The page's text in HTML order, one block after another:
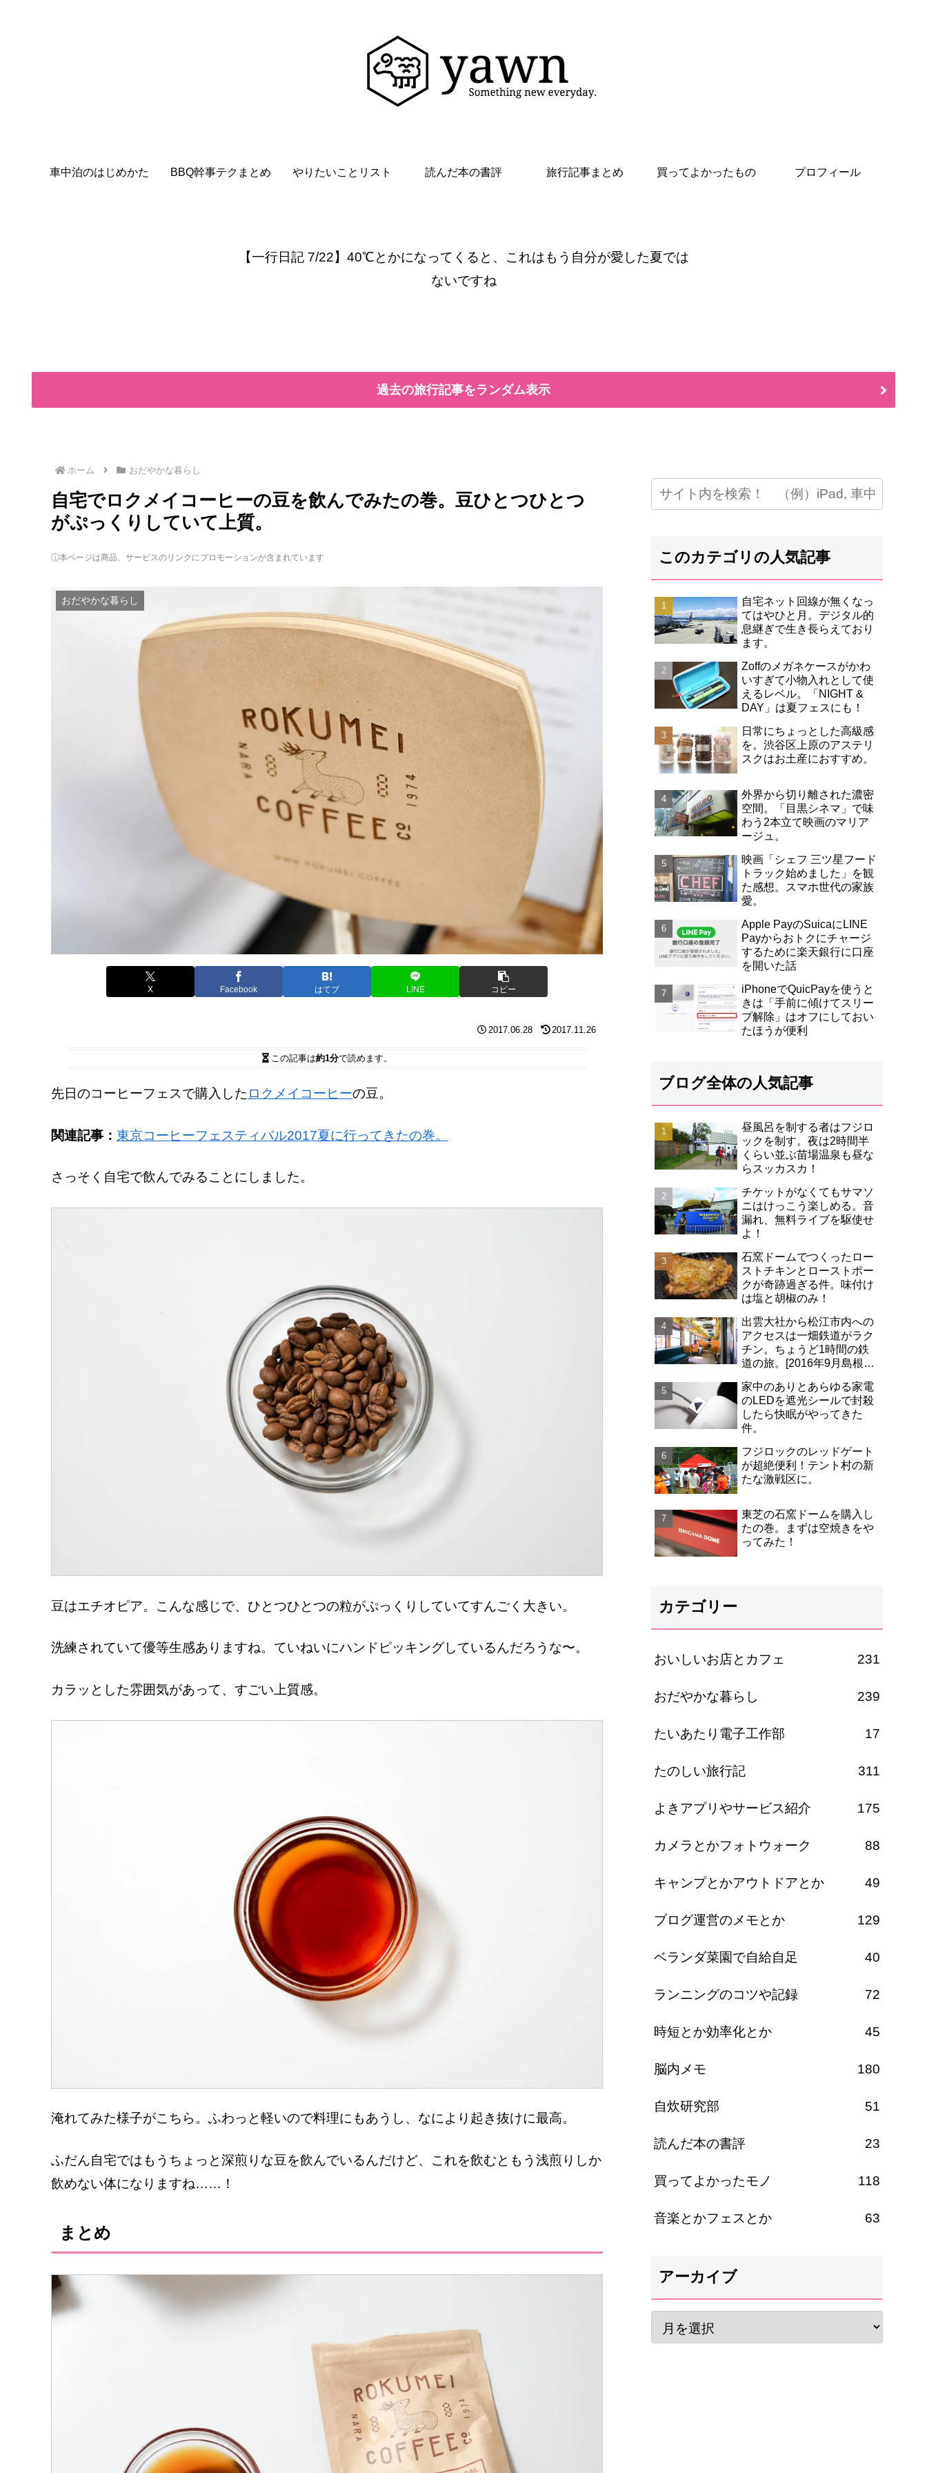
車中泊のはじめかた BBQ幹事テクまとめ やりたいことリスト 読んだ本の書評 旅行記事まとめ 買ってよかったもの プロフィール
【一行日記 7/22】40℃とかになってくると、これはもう自分が愛した夏では
ないですね
過去の旅行記事をランダム表示
ホーム おだやかな暮らし
自宅でロクメイコーヒーの豆を飲んでみたの巻。豆ひとつひとつ
がぷっくりしていて上質。
ⓘ本ページは商品、サービスのリンクにプロモーションが含まれています
おだやかな暮らし
X Facebook はてブ LINE コピー
2017.06.28 2017.11.26
この記事は約1分で読めます。
先日のコーヒーフェスで購入した ロクメイコーヒーの豆。
関連記事： 東京コーヒーフェスティバル2017夏に行ってきたの巻。
さっそく自宅で飲んでみることにしました。
豆はエチオピア。こんな感じで、ひとつひとつの粒がぷっくりしていてすんごく大きい。
洗練されていて優等生感ありますね。ていねいにハンドピッキングしているんだろうな〜。
カラッとした雰囲気があって、すごい上質感。
淹れてみた様子がこちら。ふわっと軽いので料理にもあうし、なにより起き抜けに最高。
ふだん自宅ではもうちょっと深煎りな豆を飲んでいるんだけど、これを飲むともう浅煎りしか
飲めない体になりますね……！
まとめ
このカテゴリの人気記事
自宅ネット回線が無くなっ
てはやひと月。デジタル的
息継ぎで生き長らえており
ます。
Zoffのメガネケースがかわ
いすぎて小物入れとして使
えるレベル。「NIGHT &
DAY」は夏フェスにも！
日常にちょっとした高級感
を。渋谷区上原のアステリ
スクはお土産におすすめ。
外界から切り離された濃密
空間。「目黒シネマ」で味
わう2本立て映画のマリア
ージュ。
映画「シェフ 三ツ星フード
トラック始めました」を観
た感想。スマホ世代の家族
愛。
Apple PayのSuicaにLINE
Payからおトクにチャージ
するために楽天銀行に口座
を開いた話
iPhoneでQuicPayを使うと
きは「手前に傾けてスリー
プ解除」はオフにしておい
たほうが便利
ブログ全体の人気記事
昼風呂を制する者はフジロ
ックを制す。夜は2時間半
くらい並ぶ苗場温泉も昼な
らスッカスカ！
チケットがなくてもサマソ
ニはけっこう楽しめる。音
漏れ、無料ライブを駆使せ
よ！
石窯ドームでつくったロー
ストチキンとローストポー
クが奇跡過ぎる件。味付け
は塩と胡椒のみ！
出雲大社から松江市内への
アクセスは一畑鉄道がラク
チン。ちょうど1時間の鉄
道の旅。[2016年9月島根旅
家中のありとあらゆる家電
のLEDを遮光シールで封殺
したら快眠がやってきた
件。
フジロックのレッドゲート
が超絶便利！テント村の新
たな激戦区に。
東芝の石窯ドームを購入し
たの巻。まずは空焼きをや
ってみた！
カテゴリー
おいしいお店とカフェ 231
おだやかな暮らし 239
たいあたり電子工作部 17
たのしい旅行記 311
よきアプリやサービス紹介 175
カメラとかフォトウォーク 88
キャンプとかアウトドアとか 49
ブログ運営のメモとか 129
ベランダ菜園で自給自足 40
ランニングのコツや記録 72
時短とか効率化とか 45
脳内メモ 180
自炊研究部 51
読んだ本の書評 23
買ってよかったモノ 118
音楽とかフェスとか 63
アーカイブ